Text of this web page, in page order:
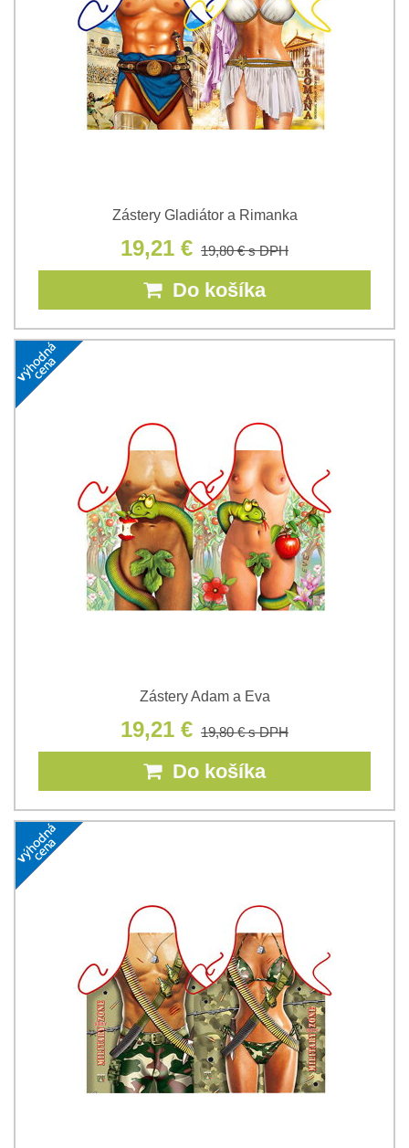
Zástery Gladiátor a Rimanka
19,21 € 19,80 €s DPH
Do košíka
Zástery Adam a Eva
19,21 € 19,80 €s DPH
Do košíka